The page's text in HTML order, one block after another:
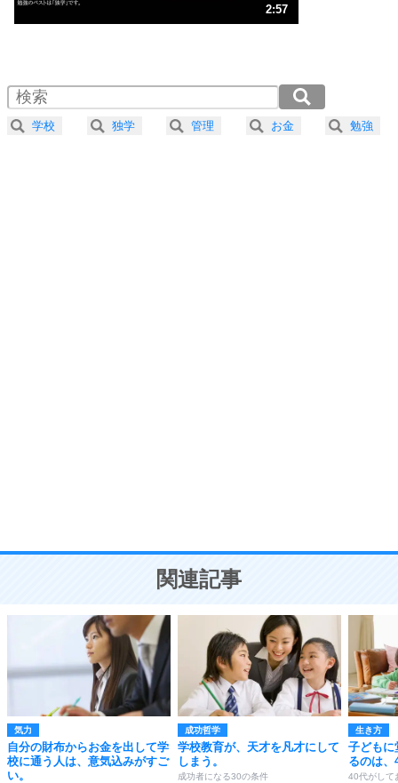
人生、なんとかなるもの。
気楽に生きる30の方法
4 器の大きい人は、怒りを優しさで表現する。
プラス思考
ことが大切。
2:57
2.0倍速 （348KB 1分29秒）
2.5倍速 （279KB 1分11秒）
3.0倍速 （233KB 59秒）
学校 独学 管理 お金 勉強
関連記事
気力
自分の財布からお金を出して学
校に通う人は、意気込みがすご
い。
成功哲学
学校教育が、天才を凡才にして
しまう。
成功者になる30の条件
生き方
子どもに
るのは、
40代がして